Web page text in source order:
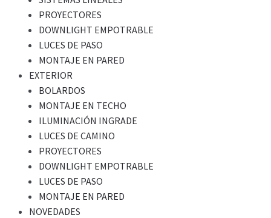
PROYECTORES
DOWNLIGHT EMPOTRABLE
LUCES DE PASO
MONTAJE EN PARED
EXTERIOR
BOLARDOS
MONTAJE EN TECHO
ILUMINACIÓN INGRADE
LUCES DE CAMINO
PROYECTORES
DOWNLIGHT EMPOTRABLE
LUCES DE PASO
MONTAJE EN PARED
NOVEDADES